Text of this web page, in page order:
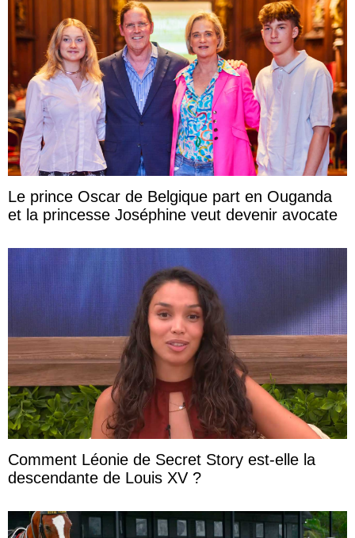
Le prince Oscar de Belgique part en Ouganda
et la princesse Joséphine veut devenir avocate
Comment Léonie de Secret Story est-elle la
descendante de Louis XV ?